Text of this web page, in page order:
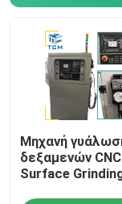
Μηχανή
δεξαμενών CNC
Surface